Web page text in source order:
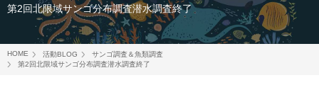
第2回北限域サンゴ分布調査潜水調査終了
HOME 活動BLOG
サンゴ調査＆魚類調査
第2回北限域サンゴ分布調査潜水調査終了